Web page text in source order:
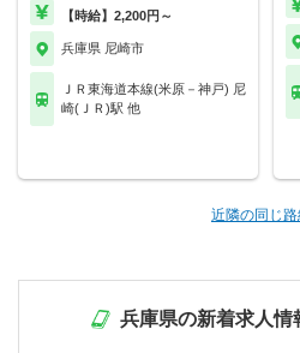
【時給】2,200円～
兵庫県 尼崎市
ＪＲ東海道本線(米原－神戸) 尼
崎(ＪＲ)駅 他
近隣の同じ
兵庫県の新着求人情